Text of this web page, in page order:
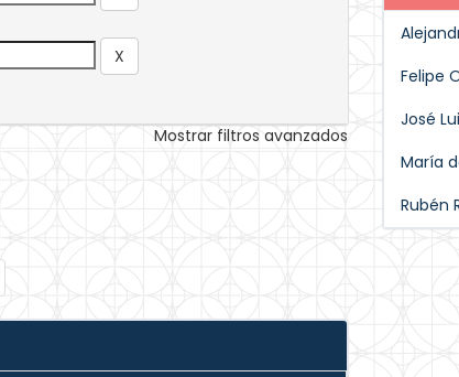
Mostrar filtros avanzados
Felipe
José
María
Rubén